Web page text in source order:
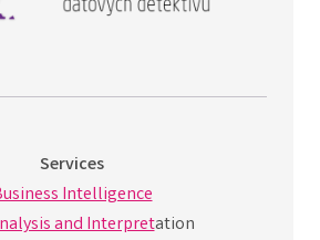
Services
Intelligence
and Interpretation